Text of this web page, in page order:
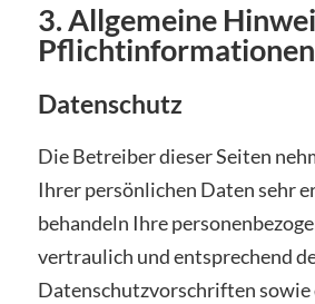
3. Allgemeine
Pflichtinformationen
Datenschutz
Die Betreiber dieser Seiten
Ihrer persönlichen Daten sehr
behandeln Ihre
vertraulich und entsprechend
Datenschutzvorschriften sowie